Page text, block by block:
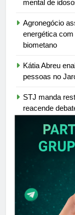
mental de
Agronegócio
energética
biometano
Kátia Abreu
pessoas no
STJ manda
reacende